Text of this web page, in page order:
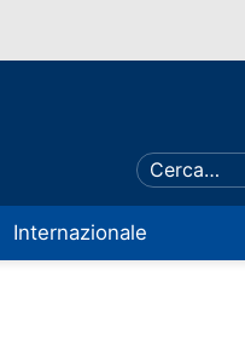
Internazionale